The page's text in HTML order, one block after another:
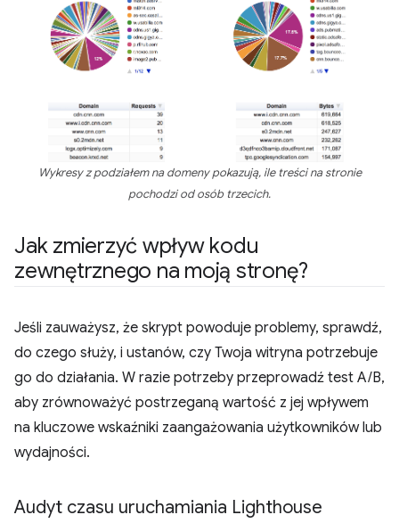
Wykresy z podziałem na domeny pokazują, ile treści na stronie
pochodzi od osób trzecich.
Jak zmierzyć wpływ kodu
zewnętrznego na moją stronę?
Jeśli zauważysz, że skrypt powoduje problemy, sprawdź,
do czego służy, i ustanów, czy Twoja witryna potrzebuje
go do działania. W razie potrzeby przeprowadź test A/B,
aby zrównoważyć postrzeganą wartość z jej wpływem
na kluczowe wskaźniki zaangażowania użytkowników lub
wydajności.
Audyt czasu uruchamiania Lighthouse